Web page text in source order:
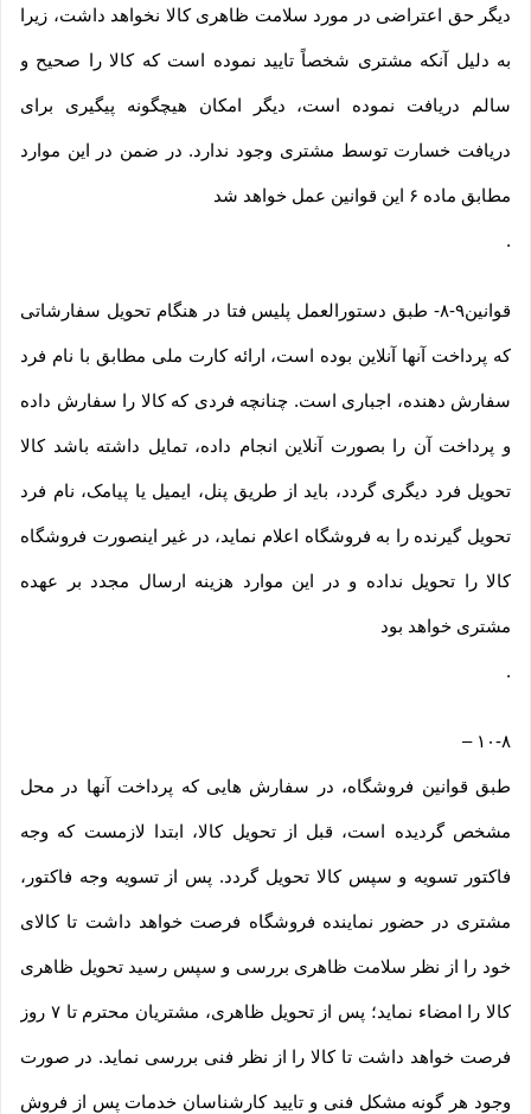
دیگر حق اعتراضی در مورد سلامت ظاهری کالا نخواهد داشت، زیرا
به دلیل آنکه مشتری شخصاً تایید نموده است که کالا را صحیح و
سالم دریافت نموده است، دیگر امکان هیچگونه پیگیری برای
دریافت خسارت توسط مشتری وجود ندارد. در ضمن در این موارد
مطابق ماده ۶ این قوانین عمل خواهد شد
.
قوانین۹-۸- طبق دستورالعمل پلیس فتا در هنگام تحویل سفارشاتی
که پرداخت آنها آنلاین بوده است، ارائه کارت ملی مطابق با نام فرد
سفارش دهنده، اجباری است. چنانچه فردی که کالا را سفارش داده
و پرداخت آن را بصورت آنلاین انجام داده، تمایل داشته باشد کالا
تحویل فرد دیگری گردد، باید از طریق پنل، ایمیل یا پیامک، نام فرد
تحویل گیرنده را به فروشگاه اعلام نماید، در غیر اینصورت فروشگاه
کالا را تحویل نداده و در این موارد هزینه ارسال مجدد بر عهده
مشتری خواهد بود
.
۱۰-۸ –
طبق قوانین فروشگاه، در سفارش هایی که پرداخت آنها در محل
مشخص گردیده است، قبل از تحویل کالا، ابتدا لازمست که وجه
فاکتور تسویه و سپس کالا تحویل گردد. پس از تسویه وجه فاکتور،
مشتری در حضور نماینده فروشگاه فرصت خواهد داشت تا کالای
خود را از نظر سلامت ظاهری بررسی و سپس رسید تحویل ظاهری
کالا را امضاء نماید؛ پس از تحویل ظاهری، مشتریان محترم تا ۷ روز
فرصت خواهد داشت تا کالا را از نظر فنی بررسی نماید. در صورت
وجود هر گونه مشکل فنی و تایید کارشناسان خدمات پس از فروش